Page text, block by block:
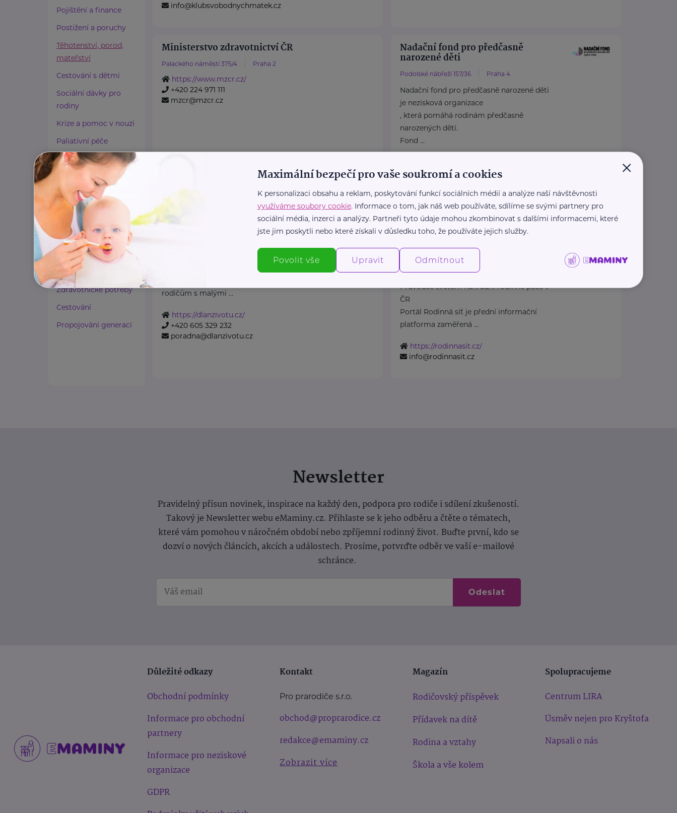
Pojištění a finance
Postižení a poruchy
Těhotenství, porod,
mateřství
Cestování s dětmi
Sociální dávky pro
rodiny
Krize a pomoc v nouzi
Paliativní péče
Rady a tipy
Harmonie duše a těla
Zaměstnávání osob ze
zdravotním
postižením
Lázeňství a wellness
Zdravé spaní a sezení
Zdravé obutí
Zdravotnické potřeby
Cestování
Propojování generací
info@klubsvobodnychmatek.cz
Ministerstvo zdravotnictví ČR
Palackého náměstí 375/4 Praha 2
https://www.mzcr.cz/
+420 224 971 111
mzcr@mzcr.cz
Nadační fond pro předčasně
narozené děti
Podolské nábřeží 157/36 Praha 4
Nadační fond pro předčasně narozené děti
je nezisková organizace
, která pomáhá rodinám předčasně
narozených dětí.
Fond ...
+420 774 561 207
Obecně prospěšná společnost
Ostrava
Obecně prospěšná společnost Dlaň životu
rodičům s malými ...
https://dlanzivotu.cz/
+420 605 329 232
poradna@dlanzivotu.cz
Klimentská 1246/1
Průvodce světem náhradní rodinné péče v
ČR
Portál Rodinná síť je přední informační
platforma zaměřená ...
https://rodinnasit.cz/
info@rodinnasit.cz
Newsletter
Pravidelný přísun novinek, inspirace na každý den, podpora pro rodiče i sdílení zkušeností.
Takový je Newsletter webu eMaminy.cz. Přihlaste se k jeho odběru a čtěte o tématech,
které vám pomohou v náročném období nebo zpříjemní rodinný život. Buďte první, kdo se
dozví o nových článcích, akcích a událostech. Prosíme, potvrďte odběr ve vaší e-mailové
schránce.
Odeslat
Důležité odkazy
Obchodní podmínky
Informace pro obchodní
partnery
Informace pro neziskové
organizace
GDPR
Kontakt
Pro prarodiče s.r.o.
obchod@proprarodice.cz
redakce@emaminy.cz
Zobrazit více
Magazín
Rodičovský příspěvek
Přídavek na dítě
Rodina a vztahy
Škola a vše kolem
Spolupracujeme
Centrum LIRA
Úsměv nejen pro Kryštofa
Napsali o nás
×
Maximální bezpečí pro vaše soukromí a cookies
K personalizaci obsahu a reklam, poskytování funkcí sociálních médií a analýze naší návštěvnosti
využíváme soubory cookie. Informace o tom, jak náš web používáte, sdílíme se svými partnery pro
sociální média, inzerci a analýzy. Partneři tyto údaje mohou zkombinovat s dalšími informacemi, které
jste jim poskytli nebo které získali v důsledku toho, že používáte jejich služby.
Povolit vše Upravit Odmítnout